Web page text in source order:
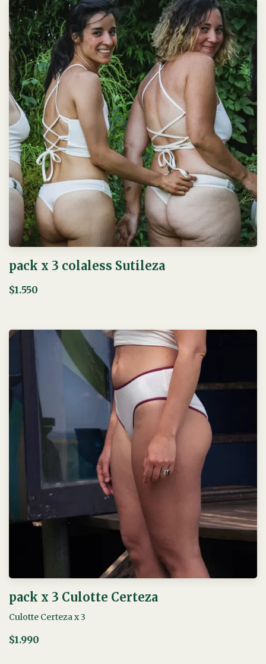
pack x 3 colaless Sutileza
$1.550
pack x 3 Culotte Certeza
Culotte Certeza x 3
$1.990